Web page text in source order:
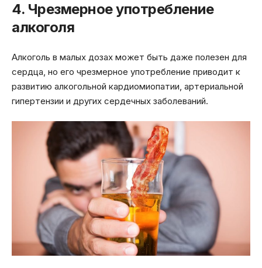
4. Чрезмерное употребление
алкоголя
Алкоголь в малых дозах может быть даже полезен для
сердца, но его чрезмерное употребление приводит к
развитию алкогольной кардиомиопатии, артериальной
гипертензии и других сердечных заболеваний.